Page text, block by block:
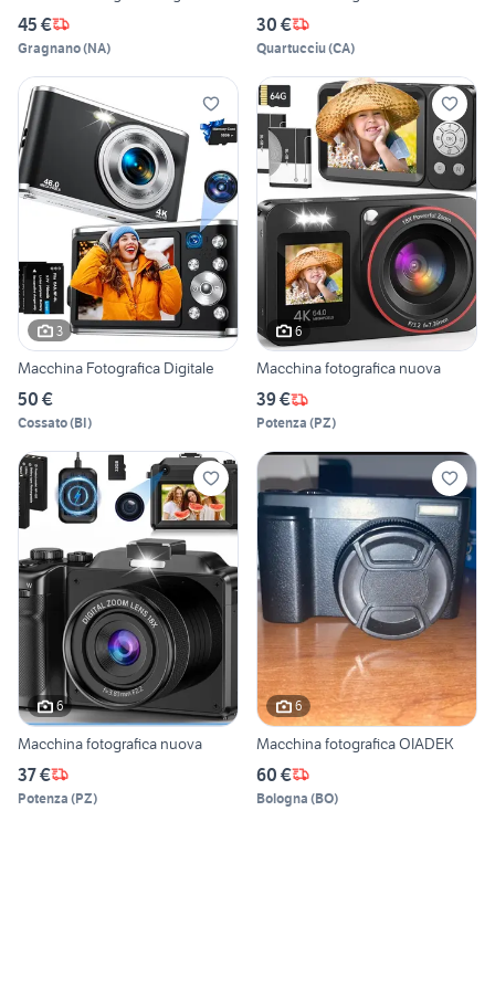
45 €
Gragnano(NA)
30 €
Quartucciu(CA)
3
Macchina Fotografica Digitale
50 €
Cossato(BI)
6
Macchina fotografica nuova
39 €
Potenza (PZ)
6
Macchina fotografica nuova
37 €
Potenza (PZ)
6
Macchina fotografica OIADEK
60 €
Bologna (BO)